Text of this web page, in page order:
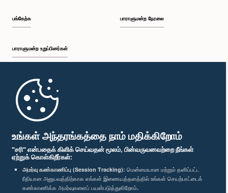
உங்கள் அந்தரங்கத்தை நாம் மதிக்கிறோம்
"சரி" என்பதைக் கிளிக் செய்வதன் மூலம், பின்வருவனவற்றை நீங்கள்
ஏற்றுக் கொள்கிறீர்கள்:
அமர்வு கண்காணிப்பு (Session Tracking): மென்மையான மற்றும் தனிப்பட்ட
ரீதியான அனுபவத்திற்காக எங்கள் இணையத்தளத்தில் உங்கள் செயற்பாட்டைக்
கண்காணிக்க அமர்வுகளைப் பயன்படுத்துகிறோம்.
பங்கேற்க
பாராளுமன்ற உறுப்பினர்கள்
முதற்பக்கம்
பாராளுமன்ற நேரலை
பாராளுமன்ற கையடக்க செயலி
எம்மை பின்தொடர்க :